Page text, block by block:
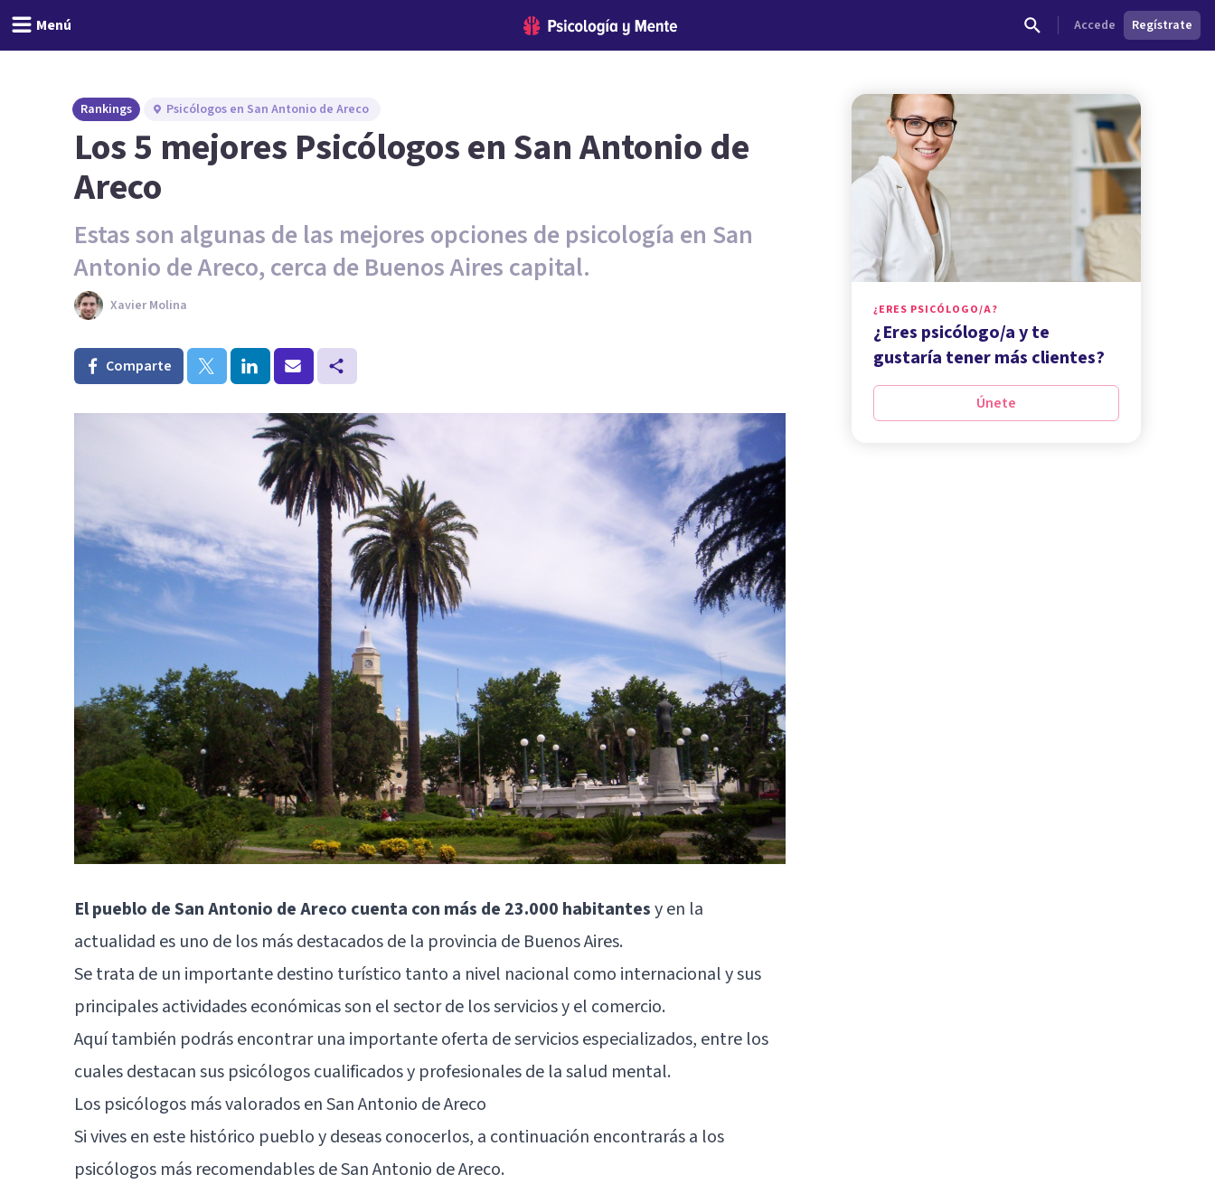
Menú Accede Regístrate
Rankings Psicólogos en San Antonio de Areco
Los 5 mejores Psicólogos en San Antonio de
Areco
Estas son algunas de las mejores opciones de psicología en San
Antonio de Areco, cerca de Buenos Aires capital.
Xavier Molina
Comparte
El pueblo de San Antonio de Areco cuenta con más de 23.000 habitantesy en la
actualidad es uno de los más destacados de la provincia de Buenos Aires.
Se trata de un importante destino turístico tanto a nivel nacional como internacional y sus
principales actividades económicas son el sector de los servicios y el comercio.
Aquí también podrás encontrar una importante oferta de servicios especializados, entre los
cuales destacan sus psicólogos cualificados y profesionales de la salud mental.
Los psicólogos más valorados en San Antonio de Areco
Si vives en este histórico pueblo y deseas conocerlos, a continuación encontrarás a los
psicólogos más recomendables de San Antonio de Areco.
¿ERES PSICÓLOGO/A?
¿Eres psicólogo/a y te
gustaría tener más clientes?
Únete